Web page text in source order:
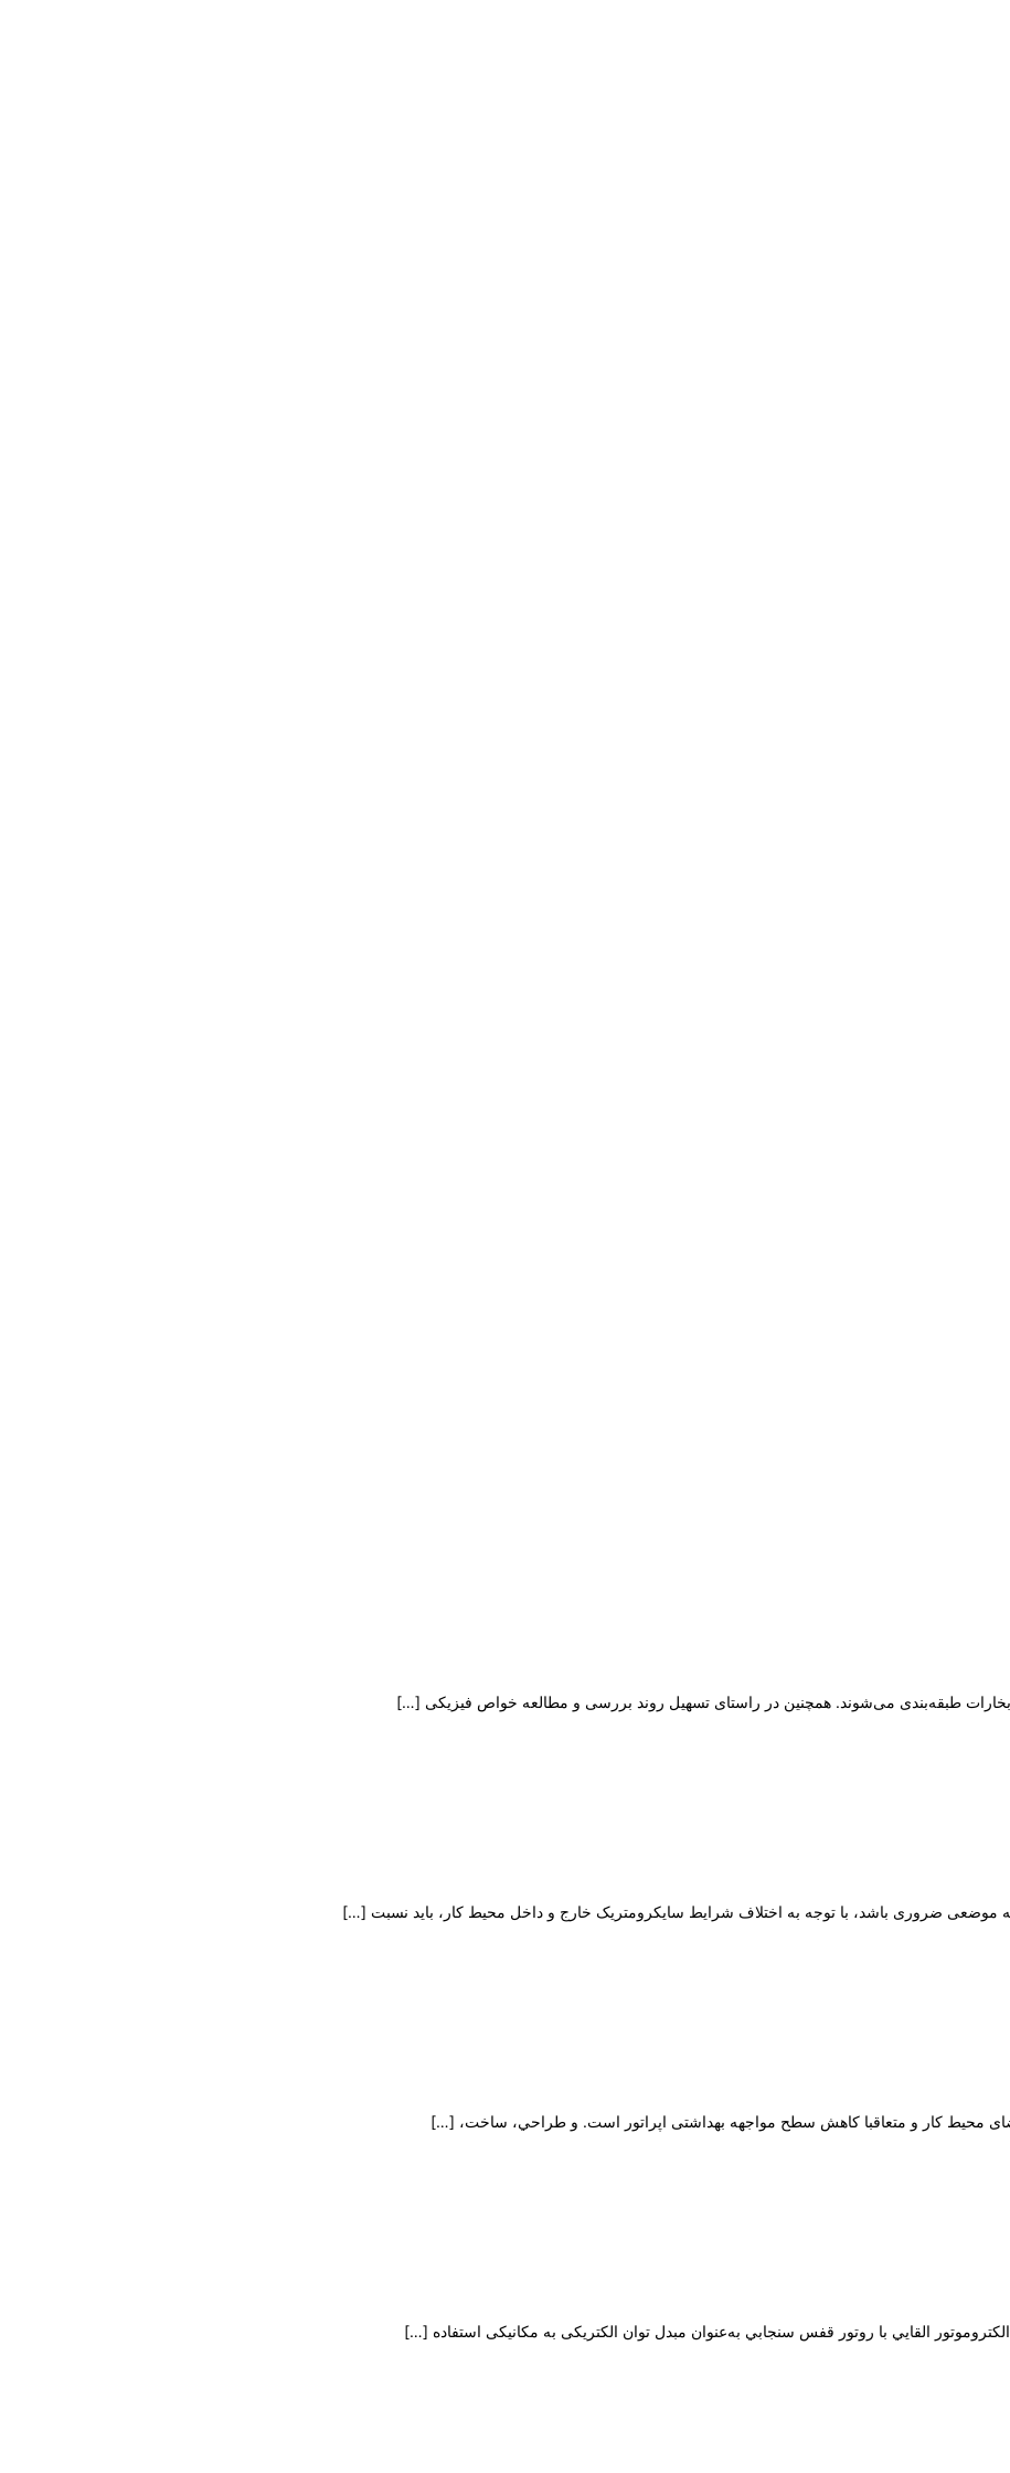
بخارات طبقه‌بندی می‌شوند. همچنین در راستای تسهیل روند بررسی و مطالعه خواص فیزیکی […]
موضعی ضروری باشد، با توجه به اختلاف شرایط سایکرومتریک خارج و داخل محیط کار، باید نسبت […]
محیط کار و متعاقبا کاهش سطح مواجهه بهداشتی اپراتور است. و طراحي، ساخت، […]
القايي با روتور قفس سنجابي به‌عنوان مبدل توان الکتریکی به مکانیکی استفاده […]